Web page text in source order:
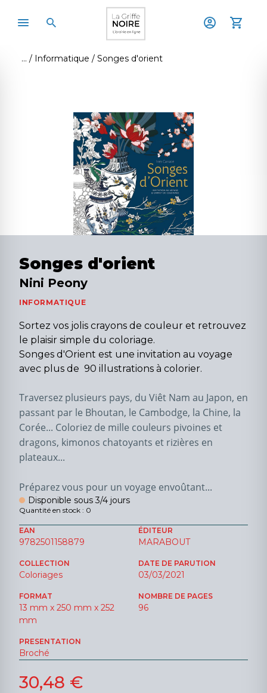
Informatique Songes d'orient
Songes d'orient
Nini Peony
INFORMATIQUE
Sortez vos jolis crayons de couleur et retrouvez
le plaisir simple du coloriage.
Songes d'Orient est une invitation au voyage
avec plus de 90 illustrations à colorier.
Traversez plusieurs pays, du Viêt Nam au Japon, en
passant par le Bhoutan, le Cambodge, la Chine, la
Corée... Coloriez de mille couleurs pivoines et
dragons, kimonos chatoyants et rizières en
plateaux...
Préparez vous pour un voyage envoûtant...
Disponible sous 3/4 jours
Quantité en stock : 0
EAN
9782501158879
ÉDITEUR
MARABOUT
COLLECTION
Coloriages
DATE DE PARUTION
03/03/2021
FORMAT
13 mm x 250 mm x 252
mm
NOMBRE DE PAGES
96
PRESENTATION
Broché
30,48 €